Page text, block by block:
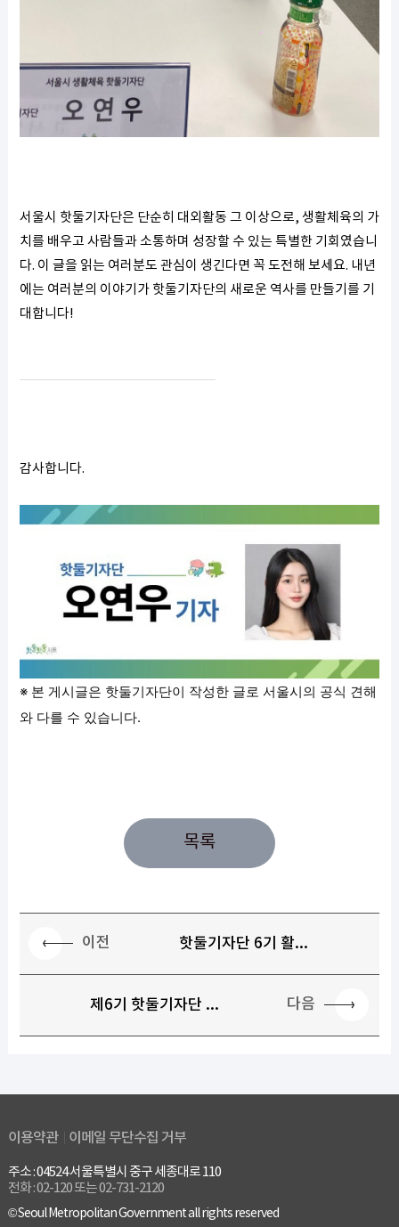
서울시 핫둘기자단은 단순히 대외활동 그 이상으로, 생활체육의 가
치를 배우고 사람들과 소통하며 성장할 수 있는 특별한 기회였습니
다. 이 글을 읽는 여러분도 관심이 생긴다면 꼭 도전해 보세요. 내년
에는 여러분의 이야기가 핫둘기자단의 새로운 역사를 만들기를 기
대합니다!
감사합니다.
※ 본 게시글은 핫둘기자단이 작성한 글로 서울시의 공식 견해
와 다를 수 있습니다.
목록
이전 핫둘기자단 6기 활...
제6기 핫둘기자단 ... 다음
이용약관 이메일 무단수집 거부
주소 : 04524 서울특별시 중구 세종대로 110
전화 : 02-120 또는 02-731-2120
© Seoul Metropolitan Government all rights reserved